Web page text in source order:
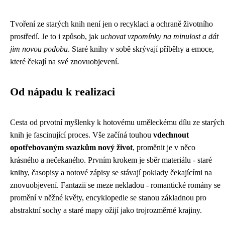
Tvoření ze starých knih není jen o recyklaci a ochraně životního
prostředí. Je to i způsob, jak uchovat vzpomínky na minulost a dát
jim novou podobu. Staré knihy v sobě skrývají příběhy a emoce,
které čekají na své znovuobjevení.
Od nápadu k realizaci
Cesta od prvotní myšlenky k hotovému uměleckému dílu ze starých
knih je fascinující proces. Vše začíná touhou vdechnout
opotřebovaným svazkům nový život, proměnit je v něco
krásného a nečekaného. Prvním krokem je sběr materiálu - staré
knihy, časopisy a notové zápisy se stávají poklady čekajícími na
znovuobjevení. Fantazii se meze nekladou - romantické romány se
promění v něžné květy, encyklopedie se stanou základnou pro
abstraktní sochy a staré mapy ožijí jako trojrozměrné krajiny.